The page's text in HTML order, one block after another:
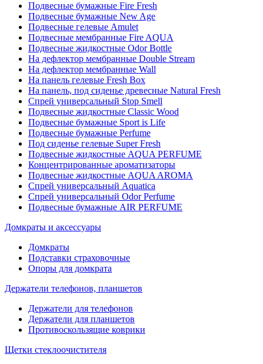
Подвесные бумажные Fire Fresh
Подвесные бумажные New Age
Подвесные гелевые Amulet
Подвесные мембранные Fire AQUA
Подвесные жидкостные Odor Bottle
На дефлектор мембранные Double Stream
На дефлектор мембранные Wall
На панель гелевые Fresh Box
На панель, под сиденье древесные Natural Fresh
Спрей универсальный Stop Smell
Подвесные жидкостные Classic Wood
Подвесные бумажные Sport is Life
Подвесные бумажные Perfume
Под сиденье гелевые Super Fresh
Подвесные жидкостные AQUA PERFUME
Концентрированные ароматизаторы
Подвесные жидкостные AQUA AROMA
Спрей универсальный Aquatica
Спрей универсальный Odor Perfume
Подвесные бумажные AIR PERFUME
Домкраты и аксессуары
Домкраты
Подставки страховочные
Опоры для домкрата
Держатели телефонов, планшетов
Держатели для телефонов
Держатели для планшетов
Противоскользящие коврики
Щетки стеклоочистителя